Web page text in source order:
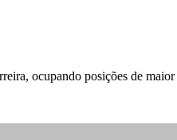
ocupando posições de